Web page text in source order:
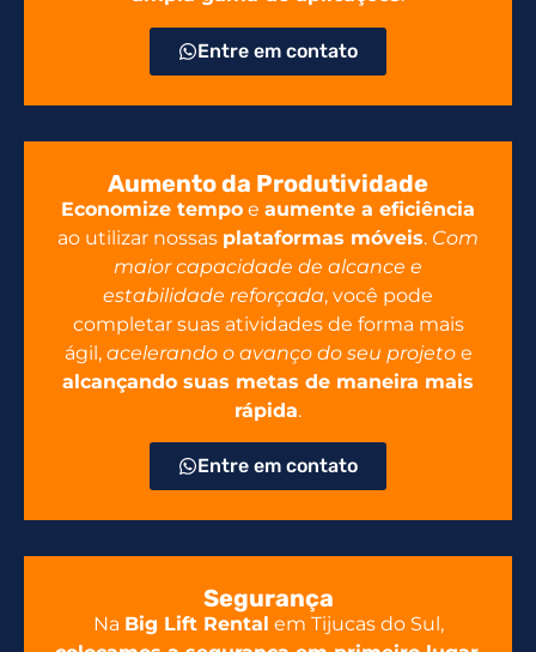
Entre em contato
Aumento da Produtividade
Economize tempo e aumente a eficiência
ao utilizar nossas plataformas móveis. Com
maior capacidade de alcance e
estabilidade reforçada, você pode
completar suas atividades de forma mais
ágil, acelerando o avanço do seu projetoe
alcançando suas metas de maneira mais
rápida.
Entre em contato
Segurança
Na Big Lift Rental em Tijucas do Sul,